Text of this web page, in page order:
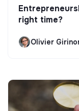
right time?
Olivier